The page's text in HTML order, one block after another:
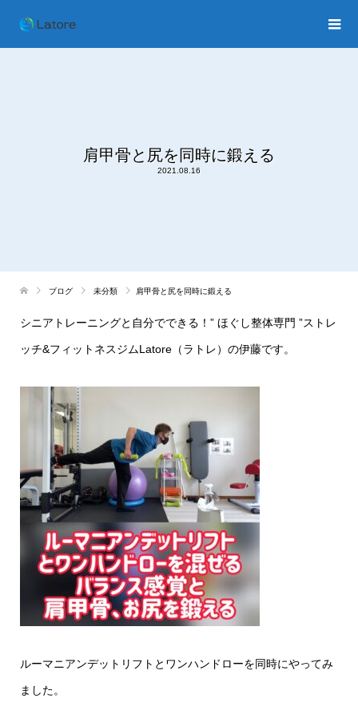
肩甲骨と尻を同時に鍛える
2021.08.16
ブログ 未分類 肩甲骨と尻を同時に鍛える
シニアトレーニングと自分でできる！ ” ほぐし整体専門 ”ストレ
ッチ&フィットネスジムLatore（ラトレ）の伊藤です。
ルーマニアンデットリフトとワンハンドローを同時にやってみ
ました。